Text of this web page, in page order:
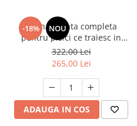
-18% NOU
Hrana uscata completa
pentru pisici ce traiesc in
casa, Club 4 Paws Premium
Indoor, 14kg
322,00 Lei
265,00 Lei
ADAUGA IN COS